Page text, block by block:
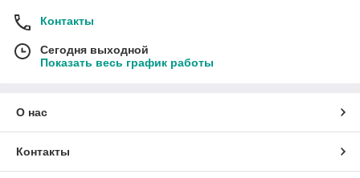
Контакты
Сегодня выходной
Показать весь график работы
О нас
Контакты